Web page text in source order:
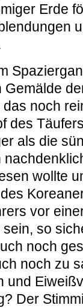
Erde
noch
des
als die
wollte
vor
so
noch
noch zu
und
Der